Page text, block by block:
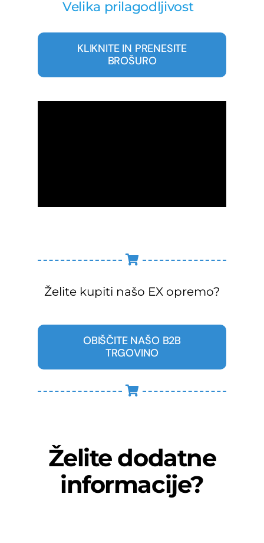
Velika prilagodljivost
KLIKNITE IN PRENESITE
BROŠURO
Želite kupiti našo EX opremo?
OBIŠČITE NAŠO B2B
TRGOVINO
Želite dodatne
informacije?